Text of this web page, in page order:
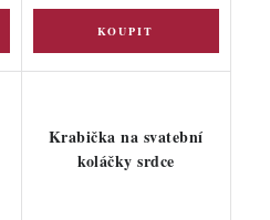
Krabička na svatební
koláčky srdce